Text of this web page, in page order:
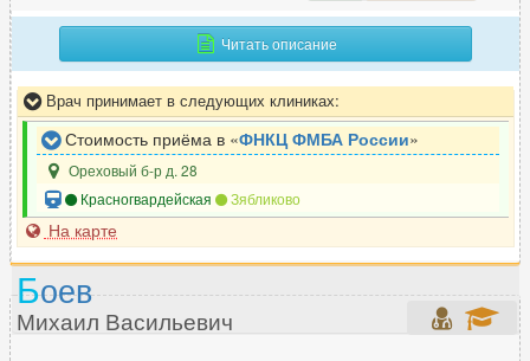
У
УЗИ-специалист
Уролог
Уролог-андролог
Ф
Физиотерапевт 226
Флеболог 242
Читать описание
Врач принимает в следующих клиниках:
Стоимость приёма в «ФНКЦ ФМБА России»
Ореховый б-р д. 28
Красногвардейская
Зябликово
На карте
Боев
Михаил Васильевич